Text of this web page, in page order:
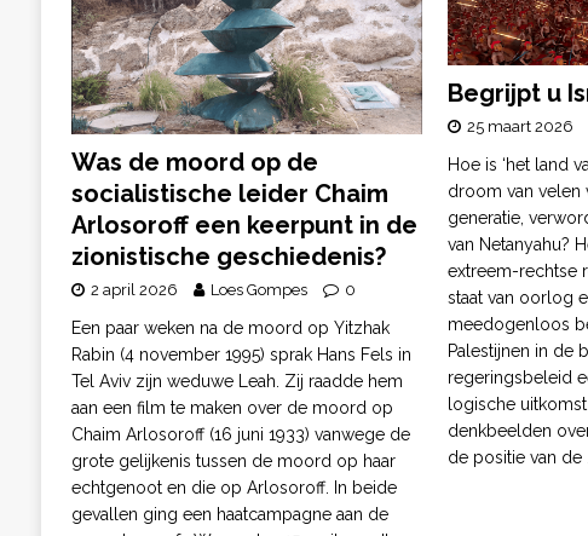
Was de moord op de
socialistische leider Chaim
Arlosoroff een keerpunt in de
zionistische geschiedenis?
2 april 2026 Loes Gompes 0
Een paar weken na de moord op Yitzhak
Rabin (4 november 1995) sprak Hans Fels in
Tel Aviv zijn weduwe Leah. Zij raadde hem
aan een film te maken over de moord op
Chaim Arlosoroff (16 juni 1933) vanwege de
grote gelijkenis tussen de moord op haar
echtgenoot en die op Arlosoroff. In beide
gevallen ging een haatcampagne aan de
Begrijpt u
25 maart 2026
Hoe is ‘het land
droom van velen
generatie,
van Netanyahu?
extreem-rechtse
staat van oorlog
meedogenloos
Palestijnen in de
regeringsbeleid
logische
denkbeelden
de positie van de